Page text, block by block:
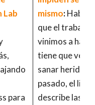
Lab
para
mismo:Habla
que el trabajo
vinimos a hacer
tiene que ver
sanar heridas
pasado, el libro
describe las